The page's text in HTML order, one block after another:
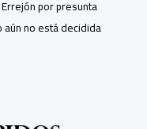
por presunta
no está decidida